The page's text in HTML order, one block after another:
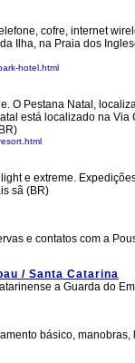
cofre, internet
Ilha, na Praia dos
hotel.html
O Pestana Natal,
está localizado na
e extreme.
sã (BR)
e contatos com a
/ Santa Catarina
a Guarda do
básico, manobras,